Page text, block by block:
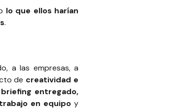
lo que ellos harían
.
a las empresas, a
de creatividad e
entregado,
en equipo y